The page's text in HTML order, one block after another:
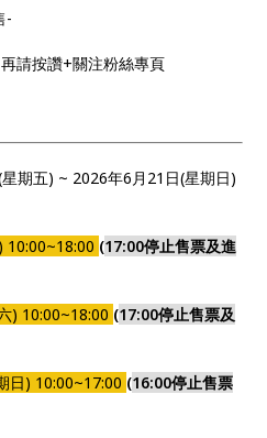
-
請按讚+關注粉絲專頁
期五) ~ 2026年6月21日(星期日)
10:00~18:00 (17:00停止售票及進
) 10:00~18:00 (17:00停止售票及
日) 10:00~17:00 (16:00停止售票